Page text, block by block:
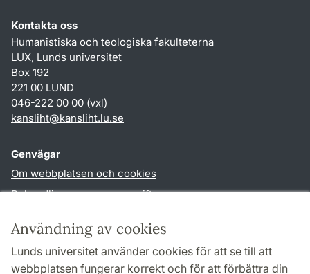
Användning av cookies
Lunds universitet använder cookies för att se till att
webbplatsen fungerar korrekt och för att förbättra din
Kontakta oss
Humanistiska och teologiska fakulteterna
LUX, Lunds universitet
Box 192
221 00 LUND
046-222 00 00 (vxl)
kansliht@kansliht.lu.se
Genvägar
Om webbplatsen och cookies
Behandling av personuppgifter
TYPO3-login